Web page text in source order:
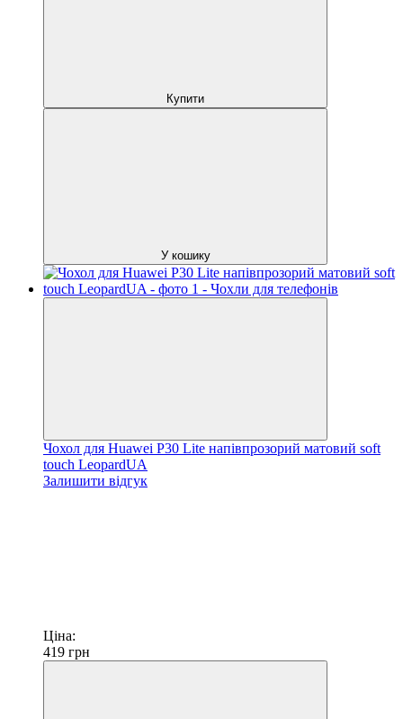
Купити
У кошику
Чохол для Huawei P30 Lite напівпрозорий матовий soft
touch LeopardUA
Залишити відгук
Ціна:
419 грн